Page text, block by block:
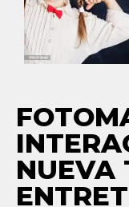
NUEVA